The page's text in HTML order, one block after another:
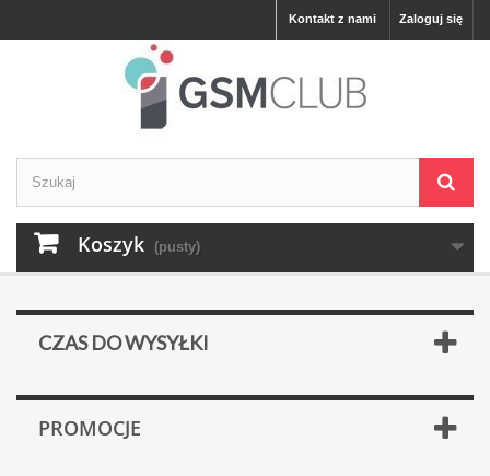
Zaloguj się
Kontakt z nami
Koszyk (pusty)
CZAS DO WYSYŁKI
PROMOCJE